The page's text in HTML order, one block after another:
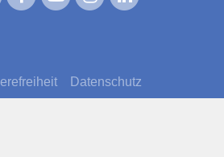
Datenschutz